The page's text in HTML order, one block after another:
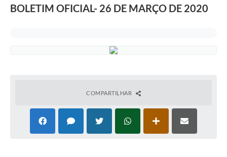
BOLETIM OFICIAL- 26 DE MARÇO DE 2020
COMPARTILHAR